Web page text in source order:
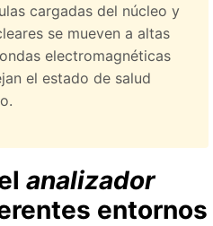
cargadas del núcleo y
se mueven a altas
electromagnéticas
el estado de salud
analizador
entornos